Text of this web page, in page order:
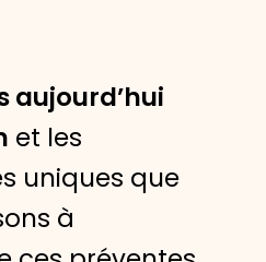
aujourd’hui
et les
uniques que
à